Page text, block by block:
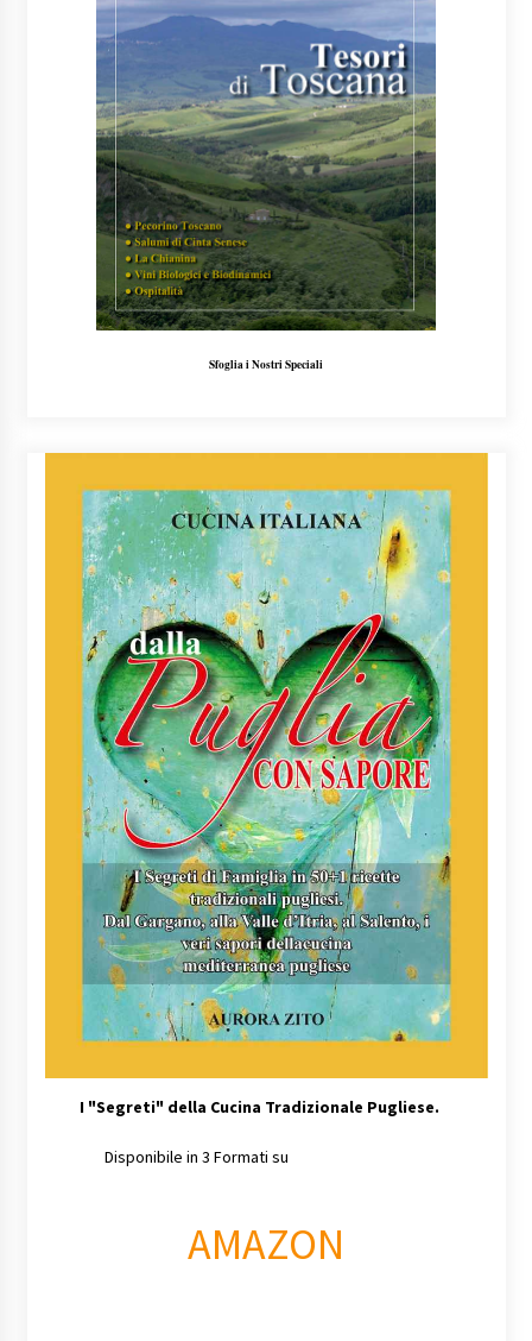
Sfoglia i Nostri Speciali
I "Segreti" della Cucina Tradizionale Pugliese.
Disponibile in 3 Formati su
AMAZON